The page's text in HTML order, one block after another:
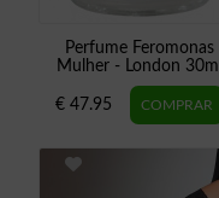
Perfume Feromonas
Mulher - London 30ml
€ 47.95